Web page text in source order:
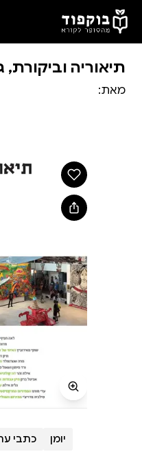
דלג לתוכן הראשי
תיאוריה וביקורת,
מאת:
יומן כתבי